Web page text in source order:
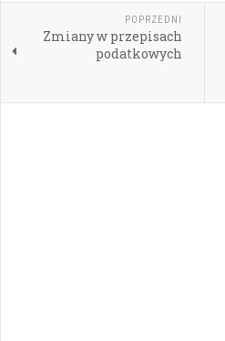
POPRZEDNI
Zmiany w przepisach
podatkowych